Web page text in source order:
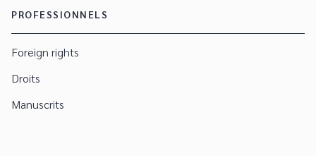
PROFESSIONNELS
Foreign rights
Droits
Manuscrits